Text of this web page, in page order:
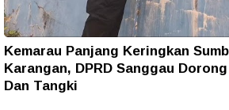
Kemarau Panjang Keringkan
Karangan, DPRD Sanggau
Dan Tangki